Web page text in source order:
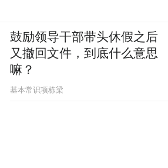
鼓励领导干部带头休假之后
又撤回文件，到底什么意思
嘛？
基本常识项栋梁